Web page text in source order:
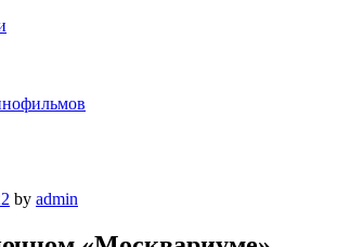
by admin